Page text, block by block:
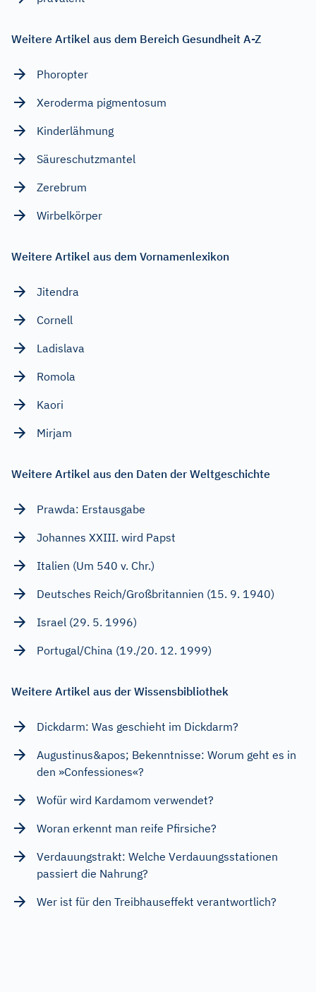
Weitere Artikel aus dem Bereich Gesundheit A-Z
Phoropter
Xeroderma pigmentosum
Kinderlähmung
Säureschutzmantel
Zerebrum
Wirbelkörper
Weitere Artikel aus dem Vornamenlexikon
Jitendra
Cornell
Ladislava
Romola
Kaori
Mirjam
Weitere Artikel aus den Daten der Weltgeschichte
Prawda: Erstausgabe
Johannes XXIII. wird Papst
Italien (Um 540 v. Chr.)
Deutsches Reich/Großbritannien (15. 9. 1940)
Israel (29. 5. 1996)
Portugal/China (19./20. 12. 1999)
Weitere Artikel aus der Wissensbibliothek
Dickdarm: Was geschieht im Dickdarm?
Augustinus&apos; Bekenntnisse: Worum geht es in
den »Confessiones«?
Wofür wird Kardamom verwendet?
Woran erkennt man reife Pfirsiche?
Verdauungstrakt: Welche Verdauungsstationen
passiert die Nahrung?
Wer ist für den Treibhauseffekt verantwortlich?